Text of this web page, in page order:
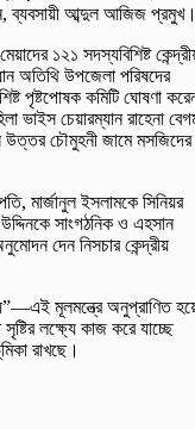
ব্যবসায়ী আব্দুল আজিজ
১২১ সদস্যবিশিষ্ট
অতিথি উপজেলা পরিষদের
পৃষ্টপোষক কমিটি ঘোষণা
ভাইস চেয়ারম্যান রাহেনা
উত্তর চৌমুহনী জামে মসজিদের
মার্জানুল ইসলামকে সিনিয়র
সাংগঠনিক ও এহসান
দেন নিসচার কেন্দ্রীয়
মূলমন্ত্রে অনুপ্রাণিত
লক্ষ্যে কাজ করে যাচ্ছে
রাখছে।